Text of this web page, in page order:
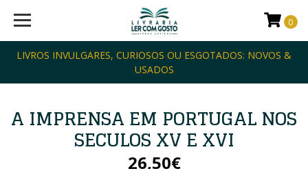
LIVROS INVULGARES, CURIOSOS OU ESGOTADOS: NOVOS &
USADOS
0
A IMPRENSA EM PORTUGAL NOS
SECULOS XV E XVI
26,50€